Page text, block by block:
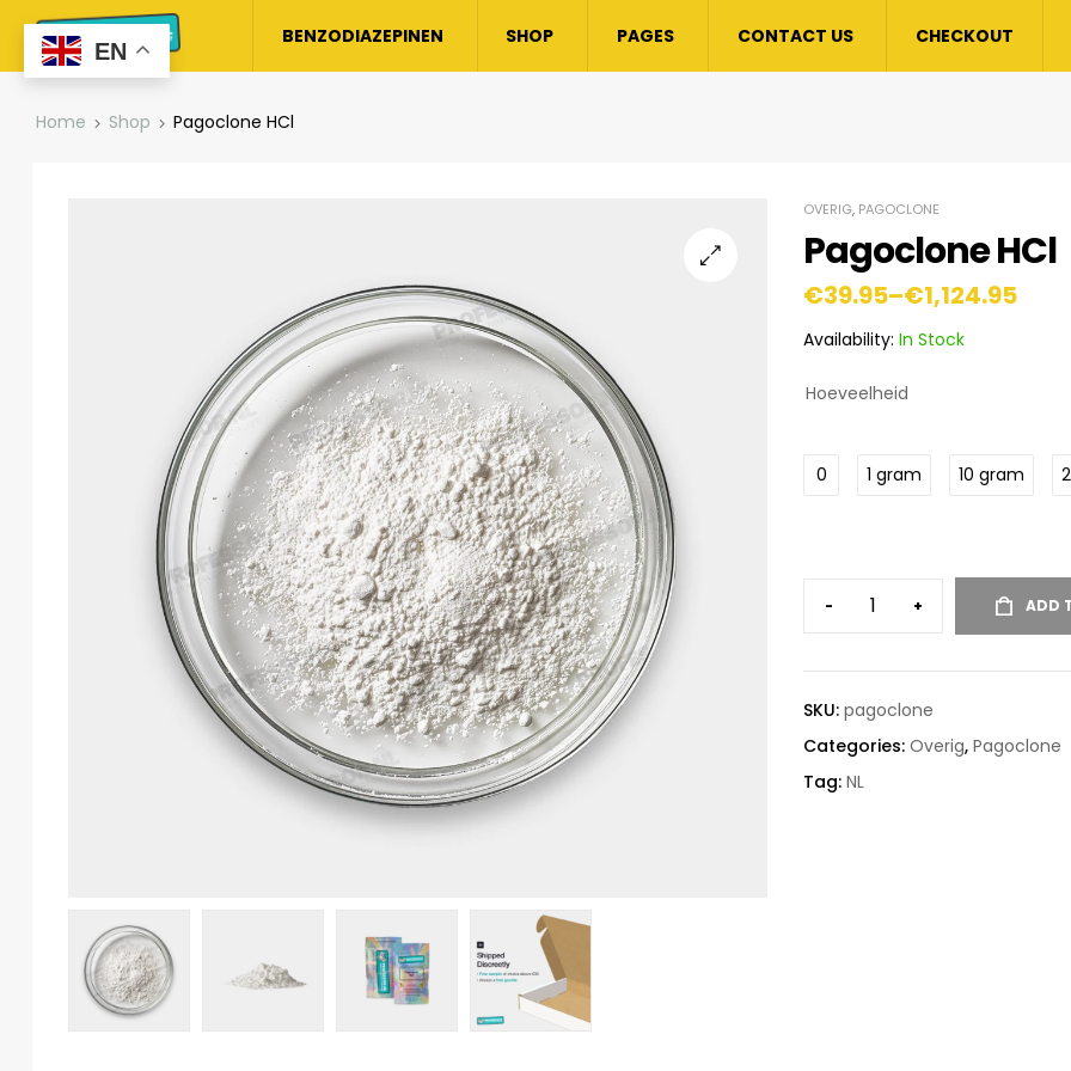
BENZODIAZEPINEN SHOP PAGES CONTACT US CHECKOUT
Home Shop Pagoclone HCl
OVERIG, PAGOCLONE
Pagoclone HCl
€39.95–€1,124.95
Availability: In Stock
Hoeveelheid
0 1 gram 10 gram
- + ADD
SKU: pagoclone
Categories: Overig, Pagoclone
Tag: NL
EN